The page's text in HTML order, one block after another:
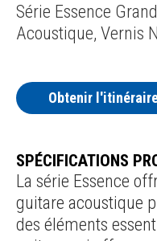
Série Essence
Acoustique, Vernis
Obtenir
SPÉCIFICATIONS
La série Essence
guitare acoustique
des éléments